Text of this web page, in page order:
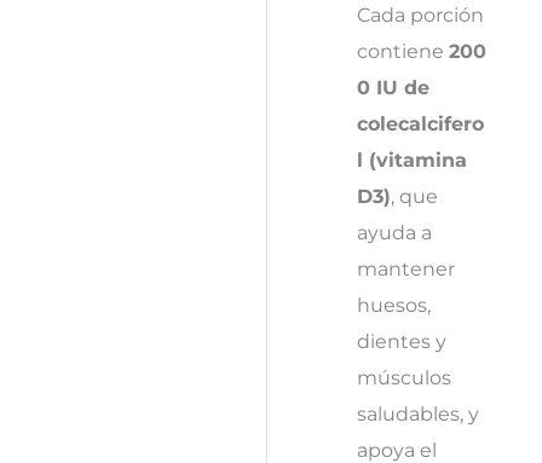
Cada porción
contiene 200
0 IU de
colecalcifero
l (vitamina
D3), que
ayuda a
mantener
huesos,
dientes y
músculos
saludables, y
apoya el